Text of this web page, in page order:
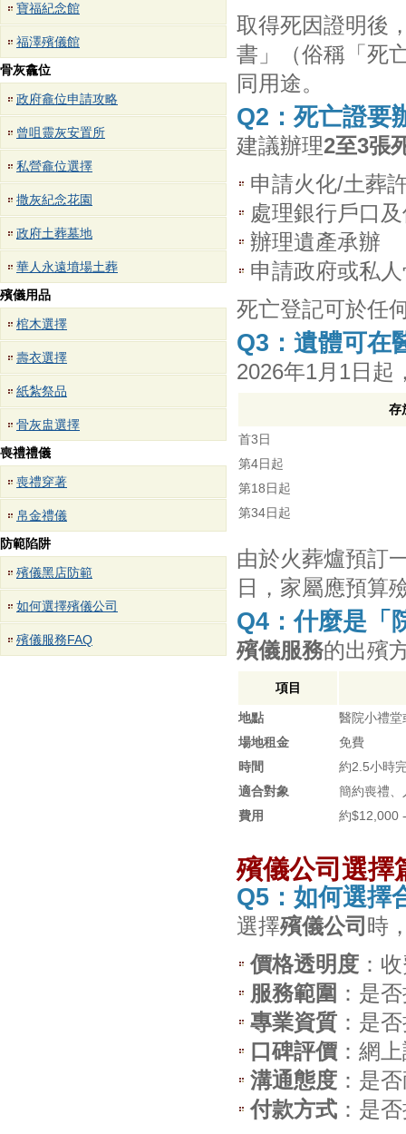
寶福紀念館
福澤殯儀館
骨灰龕位
政府龕位申請攻略
曾咀靈灰安置所
私營龕位選擇
撒灰紀念花園
政府土葬墓地
華人永遠墳場土葬
殯儀用品
棺木選擇
壽衣選擇
紙紮祭品
骨灰盅選擇
喪禮禮儀
喪禮穿著
帛金禮儀
防範陷阱
殯儀黑店防範
如何選擇殯儀公司
殯儀服務FAQ
取得死因證明後
書」（俗稱「死
同用途。
Q2：死亡證要
建議辦理2至3張
申請火化/土葬
處理銀行戶口
辦理遺產承辦
申請政府或私
死亡登記可於任
Q3：遺體可在
2026年1月1日起
存
首3日
第4日起
第18日起
第34日起
由於火葬爐預訂
日，家屬應預算
Q4：什麼是「
殯儀服務的出殯
項目
地點
醫院小禮堂
場地租金
免費
時間
約2.5小時
適合對象
簡約喪禮、
費用
約$12,000
殯儀公司選擇
Q5：如何選擇
選擇殯儀公司 時
價格透明度 ：
服務範圍 ：是
專業資質 ：是
口碑評價 ：網
溝通態度 ：是
付款方式 ：是